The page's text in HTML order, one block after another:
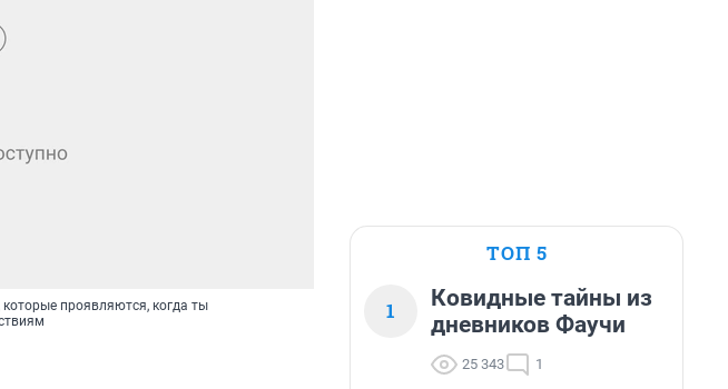
проявляются, когда ты
ТОП 5
1
Ковидные тайны из
дневников Фаучи
25 343 1